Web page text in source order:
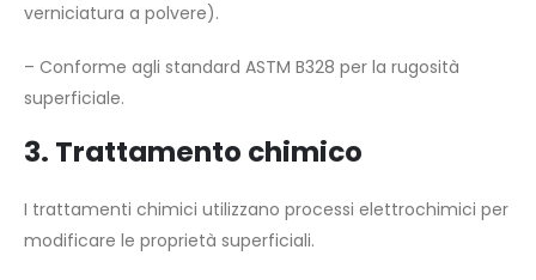
verniciatura a polvere).
– Conforme agli standard ASTM B328 per la rugosità
superficiale.
3. Trattamento chimico
I trattamenti chimici utilizzano processi elettrochimici per
modificare le proprietà superficiali.